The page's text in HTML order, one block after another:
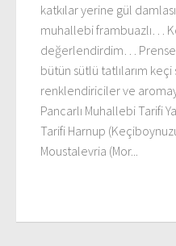
katkılar yerine gül
muhallebi frambuazlı…
değerlendirdim…
bütün sütlü tatlılarım
renklendiriciler ve
Pancarlı Muhallebi Tarifi
Tarifi Harnup
Moustalevria (Mor...